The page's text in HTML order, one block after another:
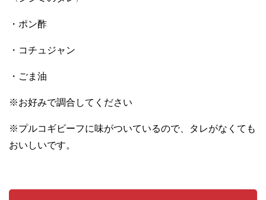
・ポン酢
・コチュジャン
・ごま油
※お好みで調合してください
※プルコギビーフに味がついているので、タレがなくても
おいしいです。